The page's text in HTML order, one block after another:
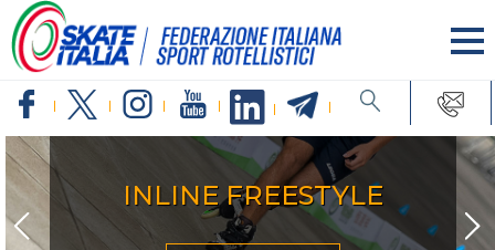
INLINE FREESTYLE